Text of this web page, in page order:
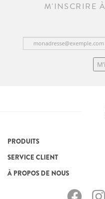
M'INSCRIRE
PRODUITS
SERVICE CLIENT
À PROPOS DE NOUS